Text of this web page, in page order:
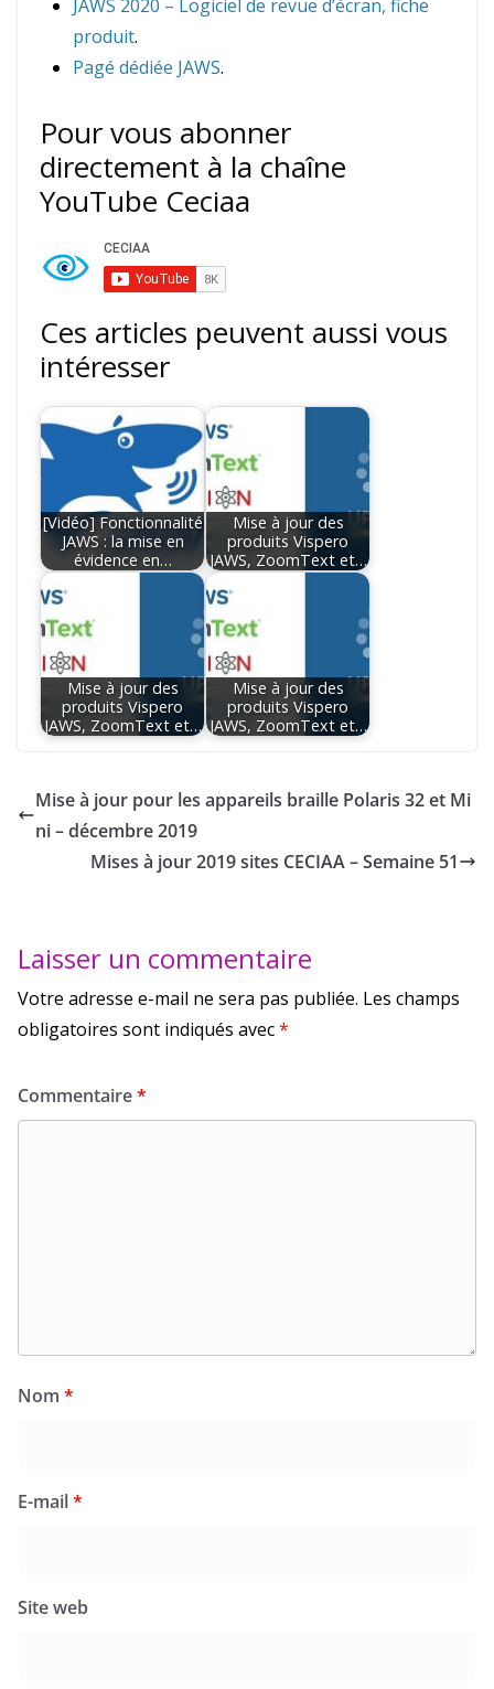
JAWS 2020 – Logiciel de revue d’écran, fiche
produit.
Pagé dédiée JAWS.
Pour vous abonner
directement à la chaîne
YouTube Ceciaa
Ces articles peuvent aussi vous
intéresser
[Vidéo] Fonctionnalité
JAWS : la mise en
évidence en…
Mise à jour des
produits Vispero
JAWS, ZoomText et…
Mise à jour des
produits Vispero
JAWS, ZoomText et…
Mise à jour des
produits Vispero
JAWS, ZoomText et…
Mise à jour pour les appareils braille Polaris 32 et Mi
ni – décembre 2019
Mises à jour 2019 sites CECIAA – Semaine 51
Laisser un commentaire
Votre adresse e-mail ne sera pas publiée. Les champs
obligatoires sont indiqués avec*
Commentaire*
Nom *
E-mail*
Site web